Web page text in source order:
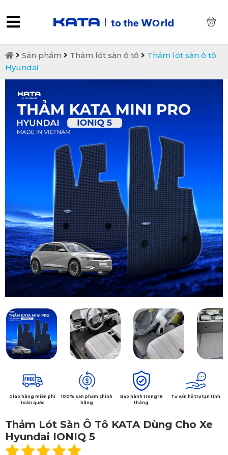
Sản phẩm Thảm lót sàn ô tô
Thảm lót sàn ô tô
Hyundai
Giao hàng miễn phí
toàn quốc
100% sản phẩm chính
hãng
Bảo hành trong 18
tháng
Tư vấn hỗ trợ tận tình
Thảm Lót Sàn Ô Tô KATA Dùng Cho Xe
Hyundai IONIQ 5